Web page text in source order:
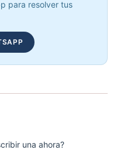
para resolver tus
una ahora?